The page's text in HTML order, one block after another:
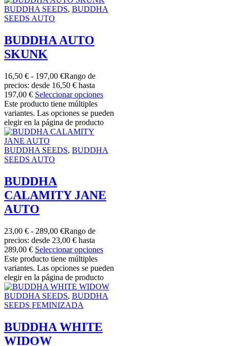
BUDDHA SEEDS, BUDDHA
SEEDS AUTO
BUDDHA AUTO
SKUNK
16,50 € - 197,00 €Rango de
precios: desde 16,50 € hasta
197,00 € Seleccionar opciones
Este producto tiene múltiples
variantes. Las opciones se pueden
elegir en la página de producto
BUDDHA SEEDS, BUDDHA
SEEDS AUTO
BUDDHA
CALAMITY JANE
AUTO
23,00 € - 289,00 €Rango de
precios: desde 23,00 € hasta
289,00 € Seleccionar opciones
Este producto tiene múltiples
variantes. Las opciones se pueden
elegir en la página de producto
BUDDHA SEEDS, BUDDHA
SEEDS FEMINIZADA
BUDDHA WHITE
WIDOW